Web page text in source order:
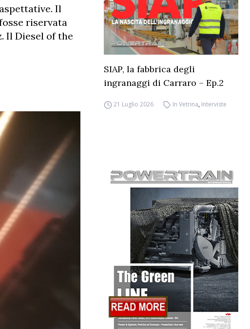
Il
riservata
Il Diesel of the
SIAP, la fabbrica degli
ingranaggi di Carraro – Ep.2
21 Luglio 2026 In Vetrina, Interviste